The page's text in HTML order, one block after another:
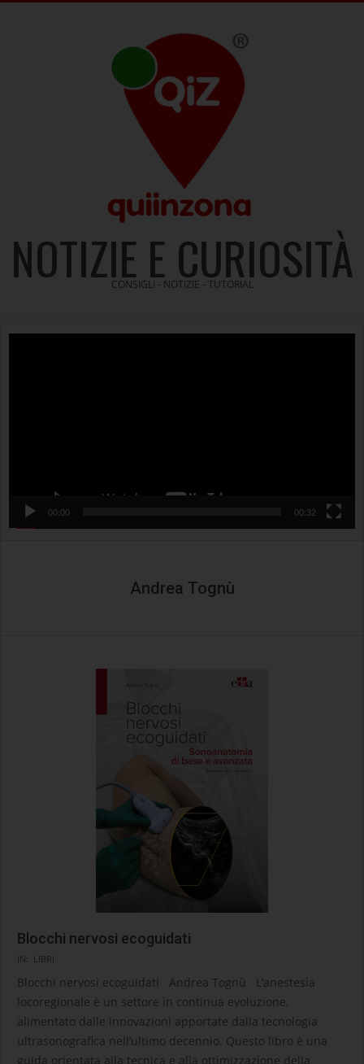
NOTIZIE E CURIOSITÀ
CONSIGLI - NOTIZIE - TUTORIAL
00:00 00:32
Andrea Tognù
Blocchi nervosi ecoguidati
2021-
01-
28
IN: LIBRI
Blocchi nervosi ecoguidati Andrea Tognù L’anestesia
locoregionale è un settore in continua evoluzione,
alimentato dalle innovazioni apportate dalla tecnologia
ultrasonografica nell’ultimo decennio. Questo libro è una
guida orientata alla tecnica e alla ottimizzazione della